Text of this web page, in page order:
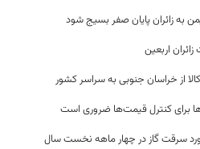
به زائران پایان صفر بسیج شود
برای کنترل قیمت‌ها ضروری است